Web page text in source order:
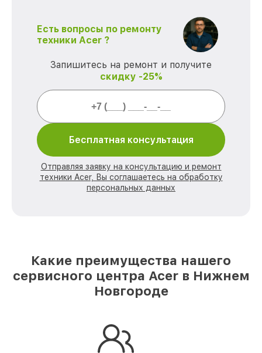
Есть вопросы по ремонту
техники Acer ?
Запишитесь на ремонт и получите
скидку -25%
Бесплатная консультация
Отправляя заявку на консультацию и ремонт
техники Acer, Вы соглашаетесь на обработку
персональных данных
Какие преимущества нашего
сервисного центра Acer в Нижнем
Новгороде